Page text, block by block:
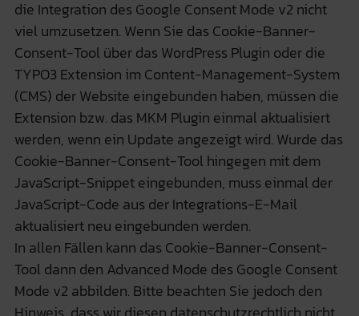
die Integration des Google Consent Mode v2 nicht
viel umzusetzen. Wenn Sie das Cookie-Banner-
Consent-Tool über das WordPress Plugin oder die
TYPO3 Extension im Content-Management-System
(CMS) der Website eingebunden haben, müssen die
Extension bzw. das MKM Plugin einmal aktualisiert
werden, wenn ein Update angezeigt wird. Wurde das
Cookie-Banner-Consent-Tool hingegen mit dem
JavaScript-Snippet eingebunden, muss einmal der
JavaScript-Code aus der Integrations-E-Mail
aktualisiert neu eingebunden werden.
In allen Fällen kann das Cookie-Banner-Consent-
Tool dann den Advanced Mode des Google Consent
Mode v2 abbilden. Bitte beachten Sie jedoch den